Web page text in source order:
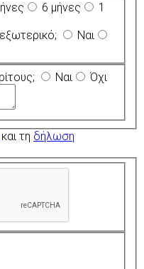
6 μήνες
1
Ναι
Ναι Όχι
και τη δήλωση